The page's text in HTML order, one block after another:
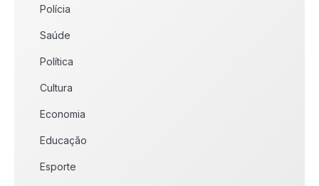
Polícia
Saúde
Política
Cultura
Economia
Educação
Esporte